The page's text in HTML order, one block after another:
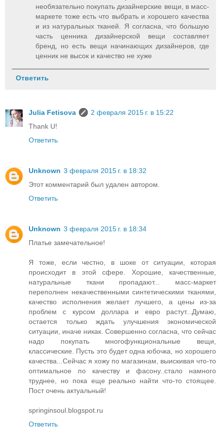
необязательно покупать дизайнерские вещи, в масс-
маркете тоже есть что выбрать и хорошего качества
и из натуральных тканей. Я согласна, что большую
часть ценника дизайнерской вещи составляет
бренд, но есть вещи начинающих дизайнеров, где
ценник не высок и качество не хуже
Ответить
Julia Fetisova
2 февраля 2015 г. в 15:22
Thank U!
Ответить
Unknown 3 февраля 2015 г. в 18:32
Этот комментарий был удален автором.
Ответить
Unknown 3 февраля 2015 г. в 18:34
Платье замечательное!
Я тоже, если честно, в шоке от ситуации, которая
происходит в этой сфере. Хорошие, качественные,
натуральные ткани пропадают... масс-маркет
переполнен некачественными синтетическими тканями,
качество исполнения желает лучшего, а цены из-за
проблем с курсом доллара и евро растут...Думаю,
остается только ждать улучшения экономической
ситуации, иначе никак. Совершенно согласна, что сейчас
надо покупать многофункциональные вещи,
классические. Пусть это будет одна юбочка, но хорошего
качества...Сейчас я хожу по магазинам, выискивая что-то
оптимальное по качеству и фасону..стало намного
труднее, но пока еще реально найти что-то стоящее.
Пост очень актуальный!
springinsoul.blogspot.ru
Ответить